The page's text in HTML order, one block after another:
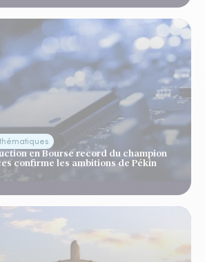
thématiques
en Bourse record du champion
confirme les ambitions de Pékin